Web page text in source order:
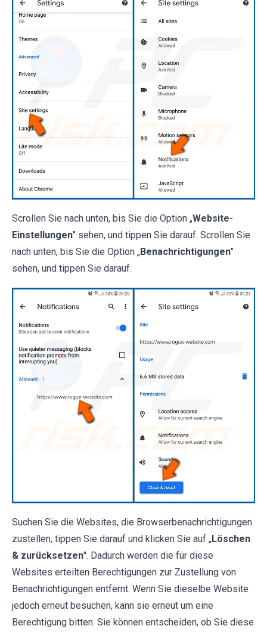
Scrollen Sie nach unten, bis Sie die Option „Website-
Einstellungen" sehen, und tippen Sie darauf. Scrollen Sie
nach unten, bis Sie die Option „Benachrichtigungen"
sehen, und tippen Sie darauf.
Suchen Sie die Websites, die Browserbenachrichtigungen
zustellen, tippen Sie darauf und klicken Sie auf „Löschen
& zurücksetzen". Dadurch werden die für diese
Websites erteilten Berechtigungen zur Zustellung von
Benachrichtigungen entfernt. Wenn Sie dieselbe Website
jedoch erneut besuchen, kann sie erneut um eine
Berechtigung bitten. Sie können entscheiden, ob Sie diese